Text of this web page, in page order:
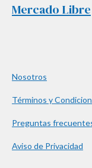
Mercado Libre
Nosotros
Términos y
Preguntas
Aviso de Privacidad